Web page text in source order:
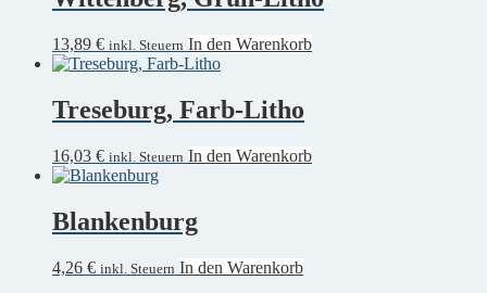
13,89 € inkl. Steuern In den Warenkorb
Treseburg, Farb-Litho
16,03 € inkl. Steuern In den Warenkorb
Blankenburg
4,26 € inkl. Steuern In den Warenkorb